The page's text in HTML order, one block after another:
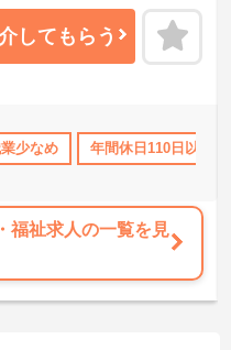
対応や医療行為は看護師が
修の方も食事介助や入浴介助
環境です。多職種で情報を共
ントを超えているため急な勤
められた訪問予定表に沿って
を着実に深めていける環境が
長！＞
してもらう
少なめ 年間休日110日以上
福祉求人の一覧を見